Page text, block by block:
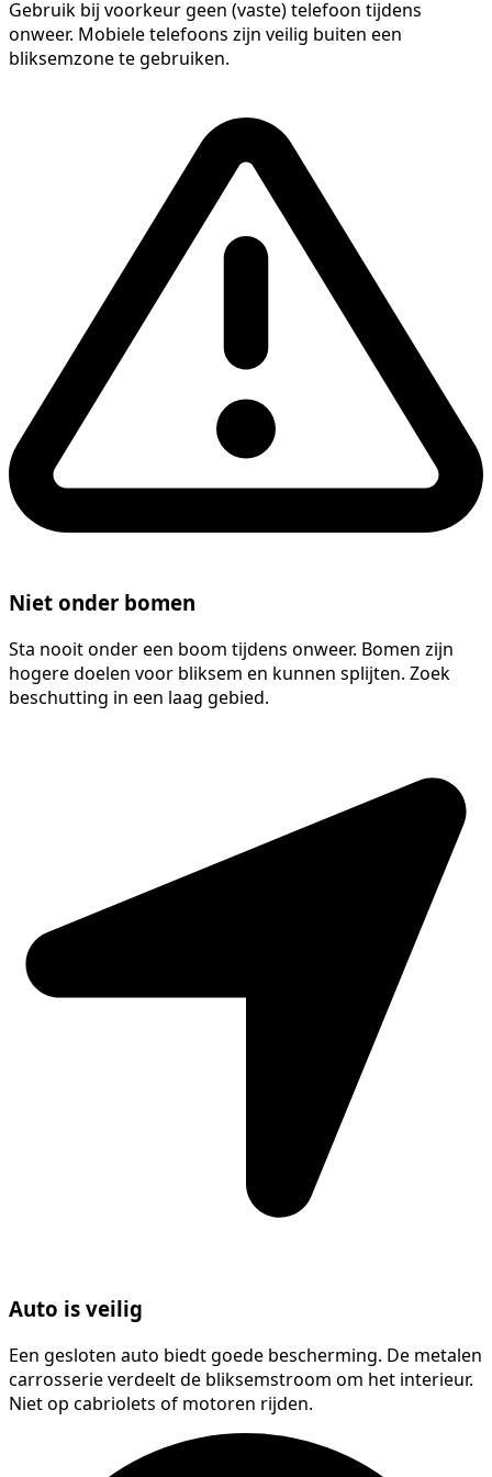
Gebruik bij voorkeur geen (vaste) telefoon tijdens
onweer. Mobiele telefoons zijn veilig buiten een
bliksemzone te gebruiken.
Niet onder bomen
Sta nooit onder een boom tijdens onweer. Bomen zijn
hogere doelen voor bliksem en kunnen splijten. Zoek
beschutting in een laag gebied.
Auto is veilig
Een gesloten auto biedt goede bescherming. De metalen
carrosserie verdeelt de bliksemstroom om het interieur.
Niet op cabriolets of motoren rijden.